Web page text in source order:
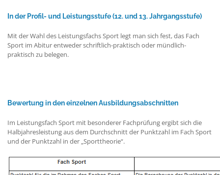
In der Profil- und Leistungsstufe (12. und 13. Jahrgangsstufe)
Mit der Wahl des Leistungsfachs Sport legt man sich fest, das Fach
Sport im Abitur entweder schriftlich-praktisch oder mündlich-
praktisch zu belegen.
Bewertung in den einzelnen Ausbildungsabschnitten
Im Leistungsfach Sport mit besonderer Fachprüfung ergibt sich die
Halbjahresleistung aus dem Durchschnitt der Punktzahl im Fach Sport
und der Punktzahl in der „Sporttheorie“.